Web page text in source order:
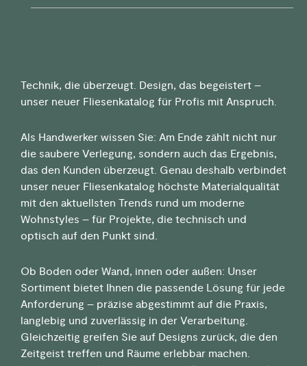
Technik, die überzeugt. Design, das begeistert –
unser neuer Fliesenkatalog für Profis mit Anspruch.
Als Handwerker wissen Sie: Am Ende zählt nicht nur
die saubere Verlegung, sondern auch das Ergebnis,
das den Kunden überzeugt. Genau deshalb verbindet
unser neuer Fliesenkatalog höchste Materialqualität
mit den aktuellsten Trends rund um moderne
Wohnstyles – für Projekte, die technisch und
optisch auf den Punkt sind.
Ob Boden oder Wand, innen oder außen: Unser
Sortiment bietet Ihnen die passende Lösung für jede
Anforderung – präzise abgestimmt auf die Praxis,
langlebig und zuverlässig in der Verarbeitung.
Gleichzeitig greifen Sie auf Designs zurück, die den
Zeitgeist treffen und Räume erlebbar machen.